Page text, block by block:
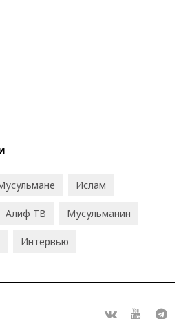
Ислам
Алиф ТВ Мусульманин
Интервью